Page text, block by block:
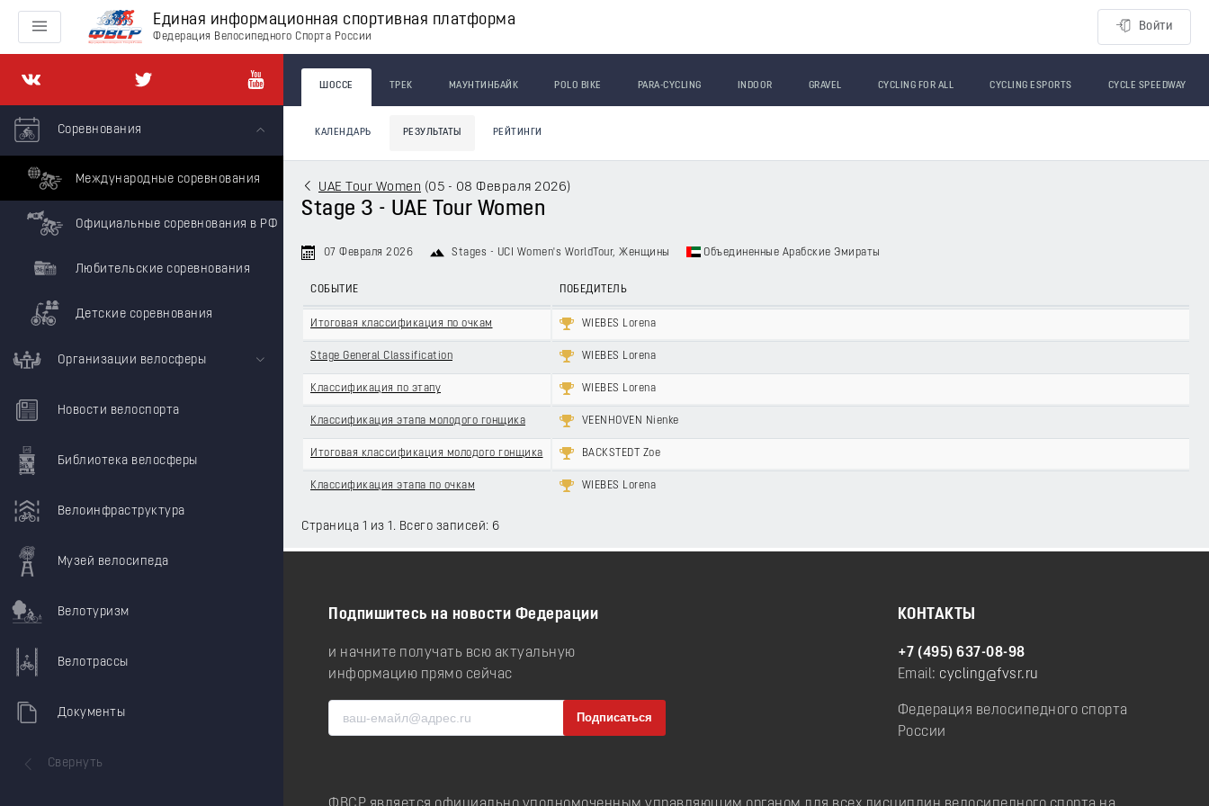
Единая информационная спортивная платформа
Федерация Велосипедного Спорта России
Войти
Соревнования
Международные соревнования
Официальные соревнования в РФ
Любительские соревнования
Детские соревнования
Организации велосферы
Новости велоспорта
Библиотека велосферы
Велоинфраструктура
Музей велосипеда
Велотуризм
Велотрассы
Документы
Свернуть
ШОССЕ ТРЕК МАУНТИНБАЙК POLO BIKE PARA-CYCLING INDOOR GRAVEL CYCLING FOR ALL CYCLING ESPORTS CYCLE SPEEDWAY
КАЛЕНДАРЬ РЕЗУЛЬТАТЫ РЕЙТИНГИ
UAE Tour Women (05 - 08 Февраля 2026)
Stage 3 - UAE Tour Women
07 Февраля 2026 Stages - UCI Women's WorldTour, Женщины Объединенные Арабские Эмираты
СОБЫТИЕ ПОБЕДИТЕЛЬ
Итоговая классификация по очкам WIEBES Lorena
Stage General Classification WIEBES Lorena
Классификация по этапу WIEBES Lorena
Классификация этапа молодого гонщика VEENHOVEN Nienke
Итоговая классификация молодого гонщика BACKSTEDT Zoe
Классификация этапа по очкам WIEBES Lorena
Страница 1 из 1. Всего записей: 6
Подпишитесь на новости Федерации
и начните получать всю актуальную
информацию прямо сейчас
КОНТАКТЫ
+7 (495) 637-08-98
Email: cycling@fvsr.ru
Федерация велосипедного спорта
России